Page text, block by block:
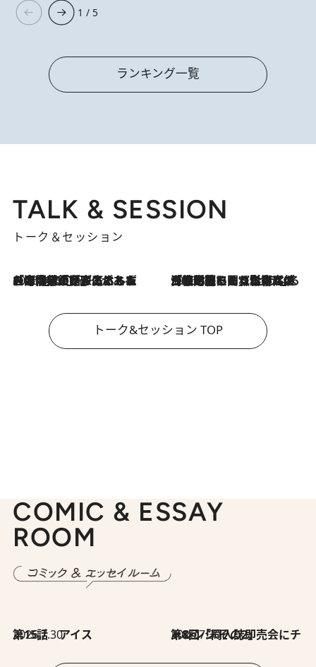
1 / 5
ランキング一覧
TALK & SESSION
トーク＆セッション
2026.8.3
「今後値上げがあるとすれば…」「リスクがあるのは今年の冬」エネルギー専門家が語る、ホルムズ海峡封鎖が家庭にもたらす“ある心配” 2026.8.3
「住宅建てられない…」「サーチャージ料の高値が続いている」ホルムズ海峡封鎖による影響はいつまで続く？《エネルギー専門家に聞く“どうなる日本の暮らし”》
トーク&セッション TOP
COMIC & ESSAY
ROOM
2026.7.30
第15話 アイス 2026.7.30
第8回「同人誌即売会にチャレンジ その2」